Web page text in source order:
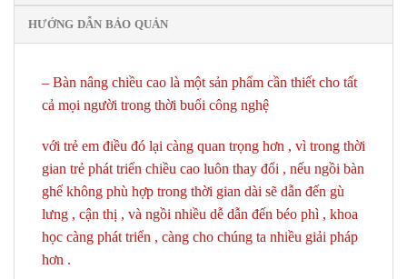
HƯỚNG DẪN BẢO QUẢN
– Bàn nâng chiều cao là một sản phẩm cần thiết cho tất
cả mọi người trong thời buổi công nghệ
với trẻ em điều đó lại càng quan trọng hơn , vì trong thời
gian trẻ phát triển chiều cao luôn thay đổi , nếu ngồi bàn
ghế không phù hợp trong thời gian dài sẽ dẫn đến gù
lưng , cận thị , và ngồi nhiều dễ dẫn đến béo phì , khoa
học càng phát triển , càng cho chúng ta nhiều giải pháp
hơn .